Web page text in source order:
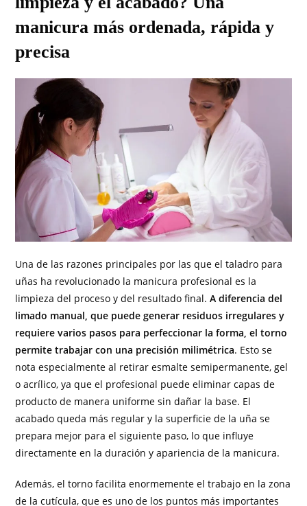
manicura más ordenada, rápida y
precisa
Una de las razones principales por las que el taladro para
uñas ha revolucionado la manicura profesional es la
limpieza del proceso y del resultado final.A diferencia del
limado manual, que puede generar residuos irregulares y
requiere varios pasos para perfeccionar la forma, el torno
permite trabajar con una precisión milimétrica. Esto se
nota especialmente al retirar esmalte semipermanente, gel
o acrílico, ya que el profesional puede eliminar capas de
producto de manera uniforme sin dañar la base. El
acabado queda más regular y la superficie de la uña se
prepara mejor para el siguiente paso, lo que influye
directamente en la duración y apariencia de la manicura.
Además, el torno facilita enormemente el trabajo en la zona
de la cutícula, que es uno de los puntos más importantes